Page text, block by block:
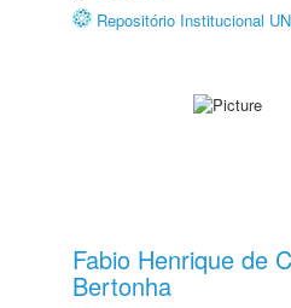
Repositório Institucional
Fabio Henrique de
Bertonha